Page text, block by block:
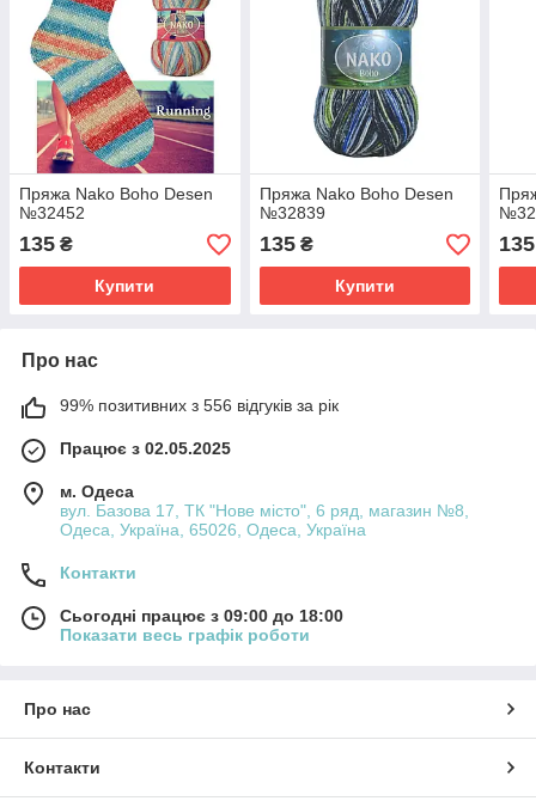
Пряжа Nako Boho Desen
№32452
135 ₴
Купити
Пряжа Nako Boho Desen
№32839
135₴
Купити
135
Про нас
99% позитивних з 556 відгуків за рік
Працює з 02.05.2025
м. Одеса
вул. Базова 17, ТК "Нове місто", 6 ряд, магазин №8,
Одеса, Україна, 65026, Одеса, Україна
Контакти
Сьогодні працює з 09:00 до 18:00
Показати весь графік роботи
Про нас
Контакти